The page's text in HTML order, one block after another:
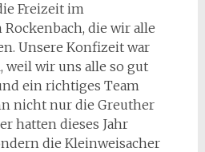
Freizeit im
die wir alle
Unsere Konfizeit war
weil wir uns alle so gut
ein richtiges Team
nicht nur die Greuther
hatten dieses Jahr
die Kleinweisacher